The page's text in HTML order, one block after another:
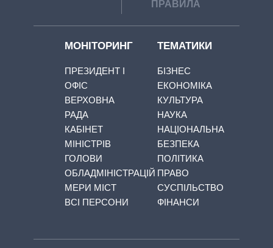
ПРАВИЛА
МОНІТОРИНГ
ПРЕЗИДЕНТ І
ОФІС
ВЕРХОВНА
РАДА
КАБІНЕТ
МІНІСТРІВ
ГОЛОВИ
ОБЛАДМІНІСТРАЦІЙ
МЕРИ МІСТ
ВСІ ПЕРСОНИ
ТЕМАТИКИ
БІЗНЕС
ЕКОНОМІКА
КУЛЬТУРА
НАУКА
НАЦІОНАЛЬНА
БЕЗПЕКА
ПОЛІТИКА
ПРАВО
СУСПІЛЬСТВО
ФІНАНСИ